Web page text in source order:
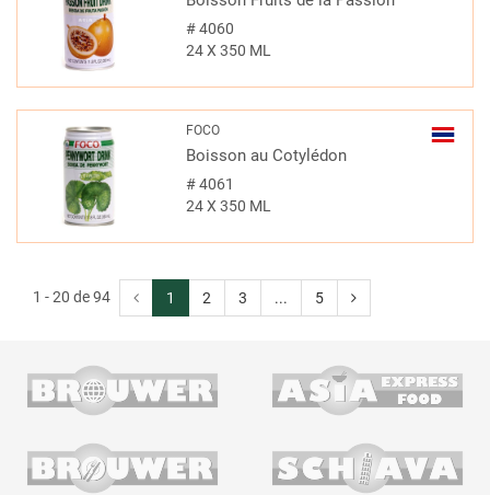
#4060
24 X 350 ML
FOCO
Boisson au Cotylédon
#4061
24 X 350 ML
1 - 20 de 94 1 2 3 ... 5